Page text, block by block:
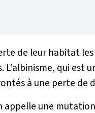
de leur habitat
L’albinisme, qui
à une perte de
appelle une